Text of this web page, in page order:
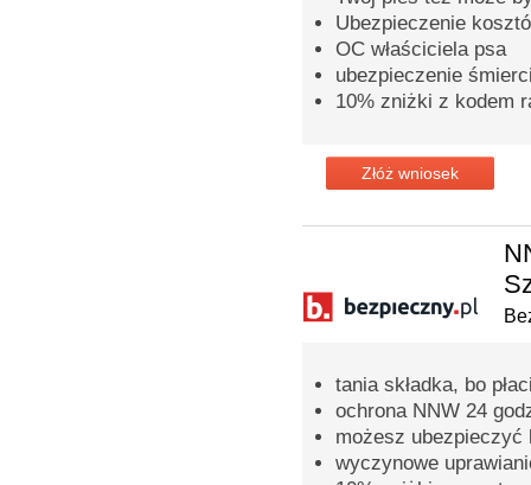
Ubezpieczenie
OC właściciela psa
ubezpieczenie
10% zniżki z kodem
Złóż wniosek
tania składka, bo
ochrona NNW 24
możesz ubezpieczyć
wyczynowe